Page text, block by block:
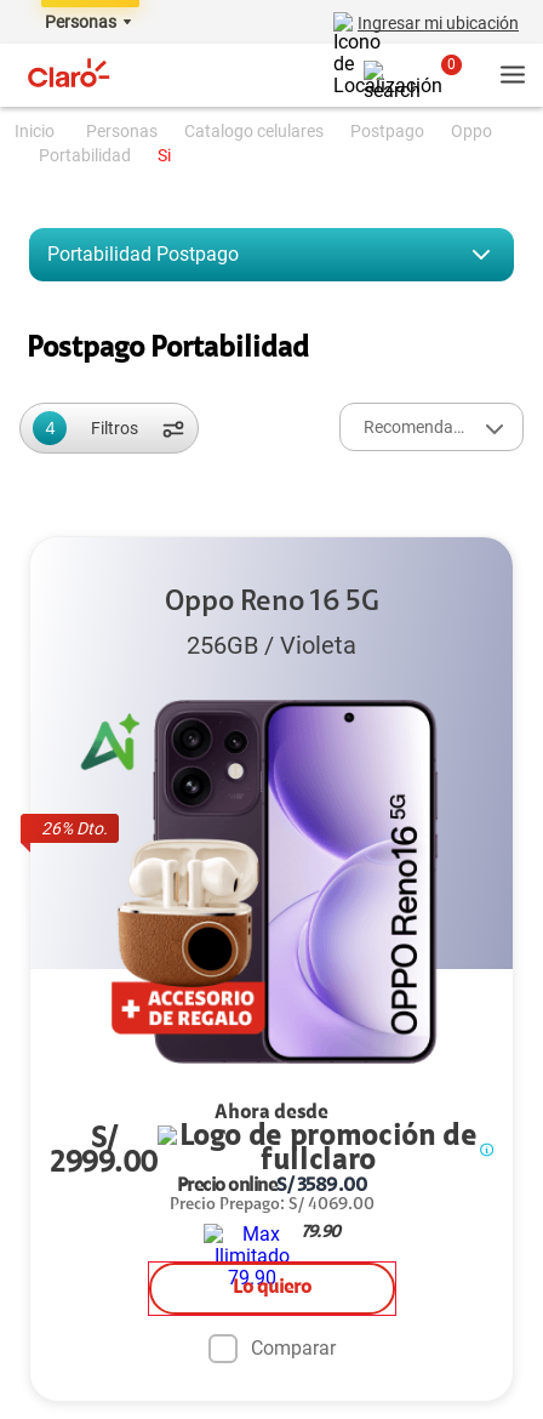
Personas Ingresar mi ubicación
0
personas catalogo celulares postpago
oppo
portabilidad
si
Portabilidad Postpago
Postpago Portabilidad
4 Filtros Recomendados
26% Dto.
Oppo Reno 16 5G
256GB / Violeta
Ahora desde
S/
2999.00
Precio onlineS/3589.00
Precio Prepago: S/ 4069.00
79.90
Lo quiero
Comparar